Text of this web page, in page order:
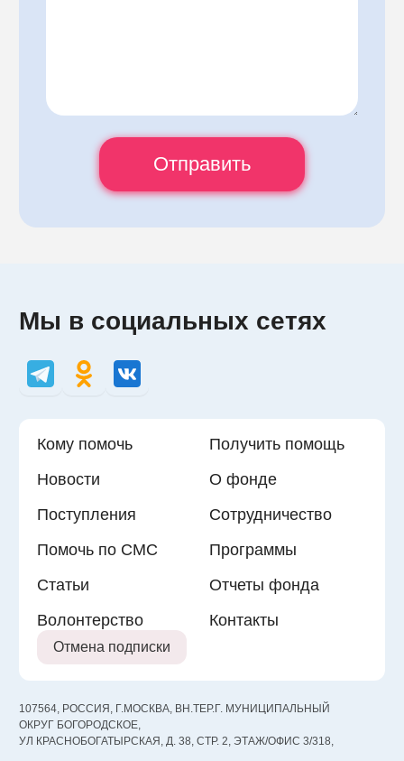
Мы в социальных сетях
Кому помочь
Получить помощь
Новости
О фонде
Поступления
Сотрудничество
Помочь по СМС
Программы
Статьи
Отчеты фонда
Волонтерство
Контакты
Отмена подписки
107564, РОССИЯ, Г.МОСКВА, ВН.ТЕР.Г. МУНИЦИПАЛЬНЫЙ
ОКРУГ БОГОРОДСКОЕ,
УЛ КРАСНОБОГАТЫРСКАЯ, Д. 38, СТР. 2, ЭТАЖ/ОФИС 3/318,